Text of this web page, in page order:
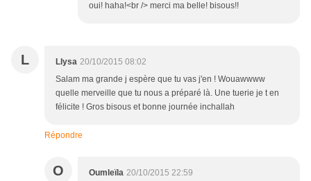
oui! haha!<br /> merci ma belle! bisous!!
L Llysa 20/10/2015 08:02
Salam ma grande j espère que tu vas j'en ! Wouawwww
quelle merveille que tu nous a préparé là. Une tuerie je t en
félicite ! Gros bisous et bonne journée inchallah
Répondre
O Oumleïla 20/10/2015 22:59